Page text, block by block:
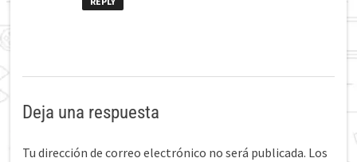
Deja una respuesta
Tu dirección de correo electrónico no será publicada. Los